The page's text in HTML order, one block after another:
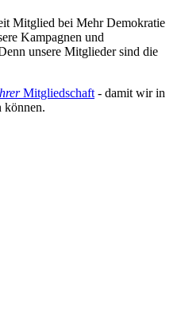
Mitglied bei Mehr Demokratie
Kampagnen und
unsere Mitglieder sind die
Mitgliedschaft - damit wir in
können.